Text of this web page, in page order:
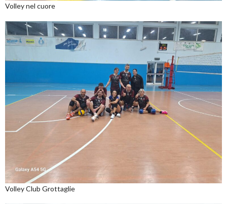
Volley nel cuore
Volley Club Grottaglie